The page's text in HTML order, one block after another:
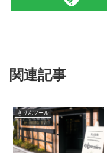
関連記事
きりんツール